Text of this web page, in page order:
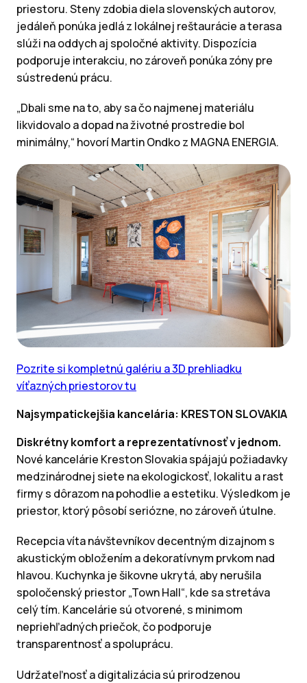
priestoru. Steny zdobia diela slovenských autorov,
jedáleň ponúka jedlá z lokálnej reštaurácie a terasa
slúži na oddych aj spoločné aktivity. Dispozícia
podporuje interakciu, no zároveň ponúka zóny pre
sústredenú prácu.
„Dbali sme na to, aby sa čo najmenej materiálu
likvidovalo a dopad na životné prostredie bol
minimálny,“ hovorí Martin Ondko z MAGNA ENERGIA.
Pozrite si kompletnú galériu a 3D prehliadku
víťazných priestorov tu
Najsympatickejšia kancelária: KRESTON SLOVAKIA
Diskrétny komfort a reprezentatívnosť v jednom.
Nové kancelárie Kreston Slovakia spájajú požiadavky
medzinárodnej siete na ekologickosť, lokalitu a rast
firmy s dôrazom na pohodlie a estetiku. Výsledkom je
priestor, ktorý pôsobí seriózne, no zároveň útulne.
Recepcia víta návštevníkov decentným dizajnom s
akustickým obložením a dekoratívnym prvkom nad
hlavou. Kuchynka je šikovne ukrytá, aby nerušila
spoločenský priestor „Town Hall“, kde sa stretáva
celý tím. Kancelárie sú otvorené, s minimom
nepriehľadných priečok, čo podporuje
transparentnosť a spoluprácu.
Udržateľnosť a digitalizácia sú prirodzenou